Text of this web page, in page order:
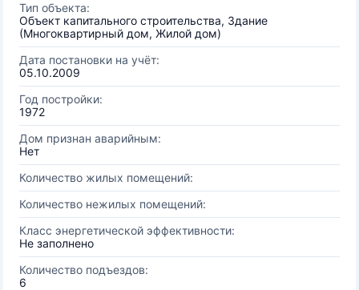
Тип объекта:
Объект капитального строительства, Здание
(Многоквартирный дом, Жилой дом)
Дата постановки на учёт:
05.10.2009
Год постройки:
1972
Дом признан аварийным:
Нет
Количество жилых помещений:
Количество нежилых помещений:
Класс энергетической эффективности:
Не заполнено
Количество подъездов:
6